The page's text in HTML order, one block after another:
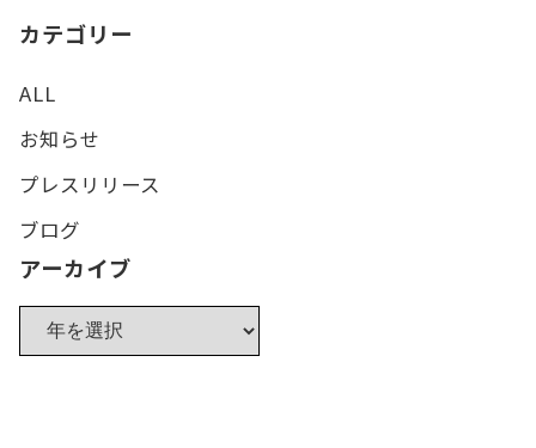
カテゴリー
ALL
お知らせ
プレスリリース
ブログ
アーカイブ